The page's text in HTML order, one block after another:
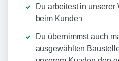
Du arbeitest in unserer
beim Kunden
Du übernimmst auch
ausgewählten